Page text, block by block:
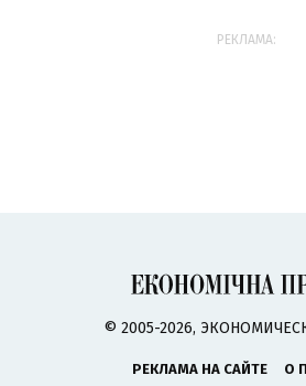
РЕКЛАМА:
© 2005-2026,
РЕКЛАМА НА САЙТЕ
О